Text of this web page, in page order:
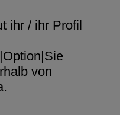
ihr / ihr Profil
von